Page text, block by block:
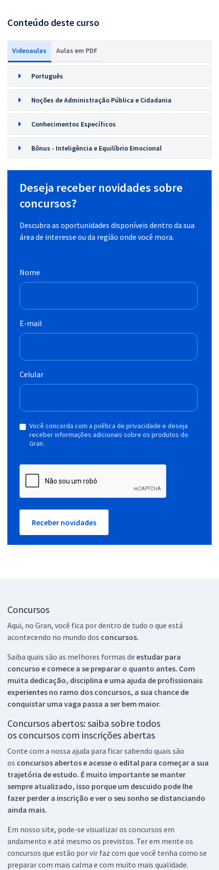
Conteúdo deste curso
Videoaulas Aulas em PDF
Português
Noções de Administração Pública e Cidadania
Conhecimentos Específicos
Bônus - Inteligência e Equilíbrio Emocional
Deseja receber novidades sobre
concursos?
Descubra as oportunidades disponíveis dentro da sua
área de interesse ou da região onde você mora.
Nome
E-mail
Celular
Você concorda com a política de privacidade e deseja
receber informações adicionais sobre os produtos do
Gran.
Receber novidades
Concursos
Aqui, no Gran, você fica por dentro de tudo o que está
acontecendo no mundo dos concursos.
Saiba quais são as melhores formas de estudar para
concurso e comece a se preparar o quanto antes. Com
muita dedicação, disciplina e uma ajuda de profissionais
experientes no ramo dos concursos, a sua chance de
conquistar uma vaga passa a ser bem maior.
Concursos abertos: saiba sobre todos
os concursos com inscrições abertas
Conte com a nossa ajuda para ficar sabendo quais são
os concursos abertos e acesse o edital para começar a sua
trajetória de estudo. É muito importante se manter
sempre atualizado, isso porque um descuido pode lhe
fazer perder a inscrição e ver o seu sonho se distanciando
ainda mais.
Em nosso site, pode-se visualizar os concursos em
andamento e até mesmo os previstos. Ter em mente os
concursos que estão por vir faz com que você tenha como se
preparar com mais calma e com muito mais qualidade.